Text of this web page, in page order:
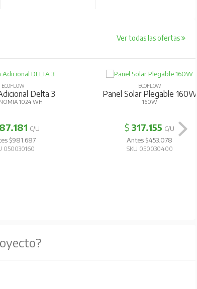
Ver todas las ofertas
ECOFLOW
Delta 3
1024 WH
C/U
$981.687
050030160
ECOFLOW
Panel Solar Plegable 160W
160W
$317.155 C/U
Antes $453.078
SKU 050030400